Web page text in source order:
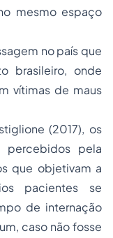
mesmo espaço
no país que
brasileiro, onde
vítimas de maus
(2017), os
percebidos pela
que objetivam a
pacientes se
de internação
caso não fosse